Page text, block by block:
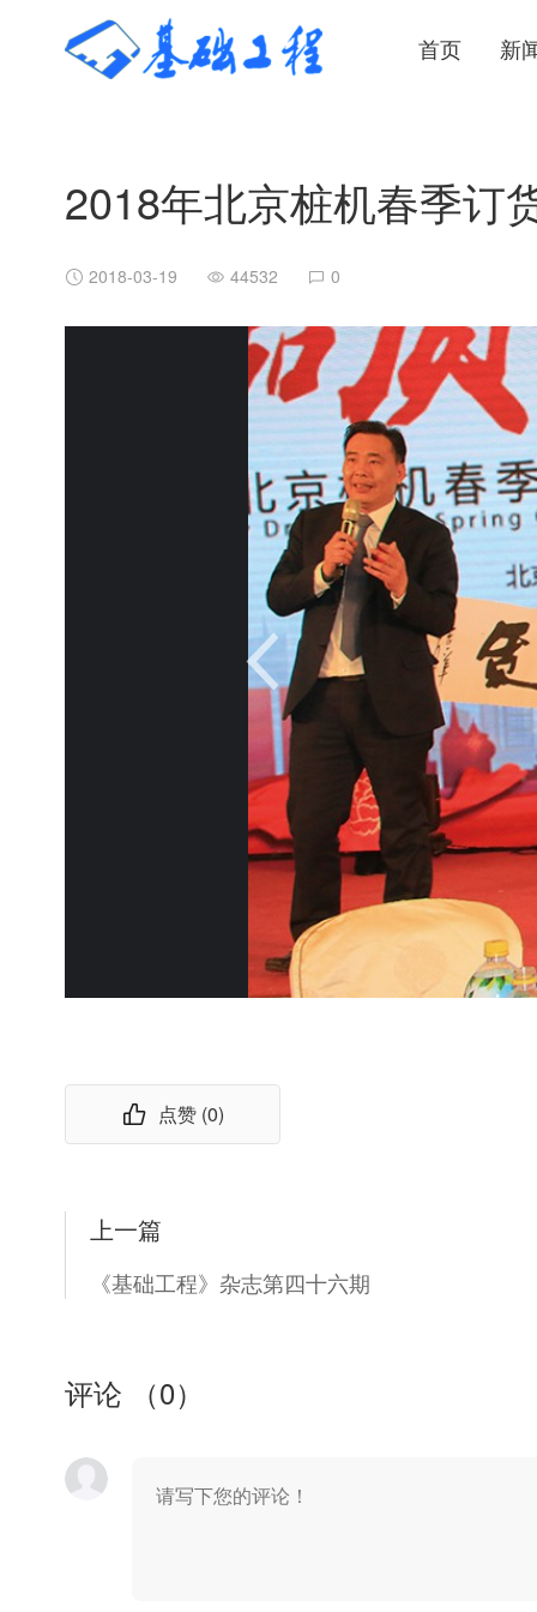
首页 新
2018年北京桩机春季订
2018-03-19 44532 0
点赞 (0)
上一篇
《基础工程》杂志第四十六期
评论 （0）